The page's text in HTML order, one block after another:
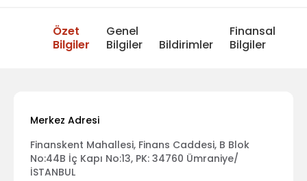
Özet
Bilgiler
Genel
Bilgiler
Bildirimler
Finansal
Bilgiler
Merkez Adresi
Finanskent Mahallesi, Finans Caddesi, B Blok
No:44B İç Kapı No:13, PK: 34760 Ümraniye/
İSTANBUL